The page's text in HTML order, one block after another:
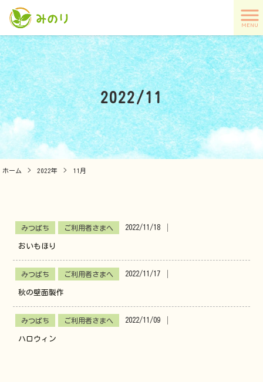
MENU
2022/11
ホーム > 2022年 > 11月
みつばち ご利用者さまへ 2022/11/18
おいもほり
みつばち ご利用者さまへ 2022/11/17
秋の壁面製作
みつばち ご利用者さまへ 2022/11/09
ハロウィン